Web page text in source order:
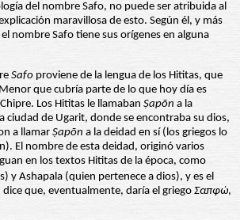
del nombre Safo, no puede ser atribuida al
maravillosa de esto. Según él, y más
nombre Safo tiene sus orígenes en alguna
Safo proviene de la lengua de los Hititas, que
que cubría parte de lo que hoy día es
Los Hititas le llamaban Ṣapōn a la
ciudad de Ugarit, donde se encontraba su dios,
a llamar Ṣapōn a la deidad en sí (los griegos lo
El nombre de esta deidad, originó varios
en los textos Hititas de la época, como
y Ashapala (quien pertenece a dios), y es el
que, eventualmente, daría el griego Σαπφώ,